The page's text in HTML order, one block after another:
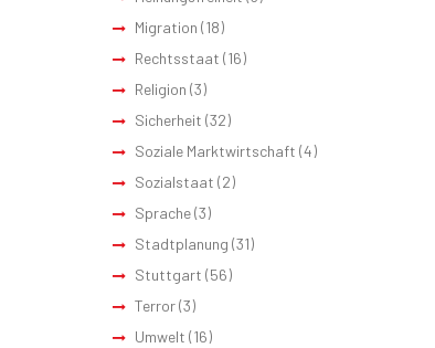
Migration (18)
Rechtsstaat (16)
Religion (3)
Sicherheit (32)
Soziale Marktwirtschaft (4)
Sozialstaat (2)
Sprache(3)
Stadtplanung (31)
Stuttgart (56)
Terror(3)
Umwelt (16)